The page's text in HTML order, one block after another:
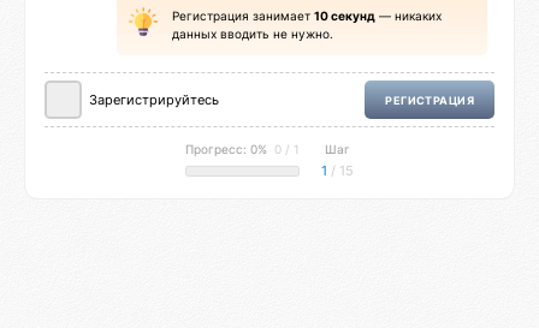
Регистрация занимает 10 секунд — никаких
данных вводить не нужно.
Зарегистрируйтесь РЕГИСТРАЦИЯ
Прогресс: 0% 0 / 1 Шаг
1 / 15